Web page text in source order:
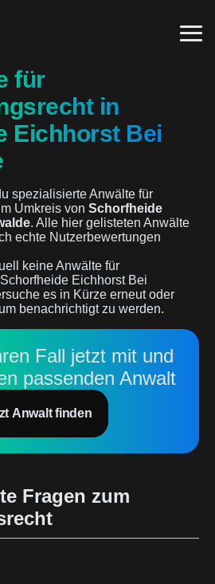
für
in
Eichhorst Bei
spezialisierte Anwälte für
Umkreis von Schorfheide
. Alle hier gelisteten Anwälte
echte Nutzerbewertungen
keine Anwälte für
Eichhorst Bei
es in Kürze erneut oder
benachrichtigt zu werden.
Fall jetzt mit und
passenden Anwalt
Anwalt finden
Fragen zum